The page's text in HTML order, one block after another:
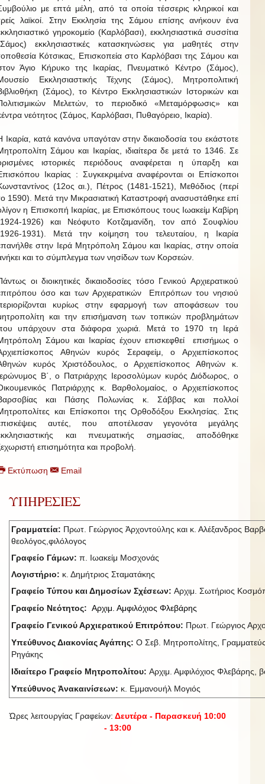
με επτά μέλη, από τα οποία τέσσερις κληρικοί και
λαϊκοί. Στην Εκκλησία της Σάμου επίσης ανήκουν ένα
γηροκομείο (Καρλόβασι), εκκλησιαστικά συσσίτια
εκκλησιαστικές κατασκηνώσεις για μαθητές στην
Κότσικας, Επισκοπεία στο Καρλόβασι της Σάμου και
Άγιο Κήρυκο της Ικαρίας, Πνευματικό Κέντρο (Σάμος),
Εκκλησιαστικής Τέχνης (Σάμος), Μητροπολιτική
(Σάμος), το Κέντρο Εκκλησιαστικών Ιστορικών και
Μελετών, το περιοδικό «Μεταμόρφωσις» και
νεότητος (Σάμος, Καρλόβασι, Πυθαγόρειο, Ικαρία).
Ικαρία, κατά κανόνα υπαγόταν στην δικαιοδοσία του εκάστοτε
Σάμου και Ικαρίας, ιδιαίτερα δε μετά το 1346. Σε
ιστορικές περιόδους αναφέρεται η ύπαρξη και
Ικαρίας : Συγκεκριμένα αναφέρονται οι Επίσκοποι
(12ος αι.), Πέτρος (1481-1521), Μεθόδιος (περί
1590). Μετά την Μικρασιατική Καταστροφή ανασυστάθηκε επί
η Επισκοπή Ικαρίας, με Επισκόπους τους Ιωακείμ Καβίρη
1926) και Νεόφυτο Κοτζαμανίδη, τον από Σουφλίου
1931). Μετά την κοίμηση του τελευταίου, η Ικαρία
στην Ιερά Μητρόπολη Σάμου και Ικαρίας, στην οποία
και το σύμπλεγμα των νησίδων των Κορσεών.
οι διοικητικές δικαιοδοσίες τόσο Γενικού Αρχιερατικού
όσο και των Αρχιερατικών Επιτρόπων του νησιού
κυρίως στην εφαρμογή των αποφάσεων του
και την επισήμανση των τοπικών προβλημάτων
υπάρχουν στα διάφορα χωριά. Μετά το 1970 τη Ιερά
Σάμου και Ικαρίας έχουν επισκεφθεί επισήμως ο
Αθηνών κυρός Σεραφείμ, ο Αρχιεπίσκοπος
κυρός Χριστόδουλος, ο Αρχιεπίσκοπος Αθηνών κ.
Β΄, ο Πατριάρχης Ιεροσολύμων κυρός Διόδωρος, ο
Πατριάρχης κ. Βαρθολομαίος, ο Αρχιεπίσκοπος
και Πάσης Πολωνίας κ. Σάββας και πολλοί
και Επίσκοποι της Ορθοδόξου Εκκλησίας. Στις
αυτές, που αποτέλεσαν γεγονότα μεγάλης
και πνευματικής σημασίας, αποδόθηκε
επισημότητα και προβολή.
Εκτύπωση Email
ΥΠΗΡΕΣΙΕΣ
Γραμματεία: Πρωτ. Γεώργιος Ἀρχοντούλης και κ. Αλέξανδρος
θεολόγος,φιλόλογος
Γραφείο Γάμων: π. Ιωακείμ Μοσχονάς
Λογιστήριο: κ. Δημήτριος Σταματάκης
Γραφείο Τύπου και Δημοσίων Σχέσεων: Αρχιμ. Σωτήριος
Γραφείο Νεότητος: Αρχιμ. Αμφιλόχιος Φλεβάρης
Γραφείο Γενικού Αρχιερατικού Επιτρόπου: Πρωτ. Γεώργιος
Υπεύθυνος Διακονίας Αγάπης: Ο Σεβ. Μητροπολίτης,
Ρηγάκης
Ιδιαίτερο Γραφείο Μητροπολίτου: Αρχιμ. Αμφιλόχιος Φλεβάρης,
Υπεύθυνος Ἀνακαινίσεων: κ. Εμμανουήλ Μογιός
Ώρες λειτουργίας Γραφείων: Δευτέρα - Παρασκευή 10:00
- 13:00